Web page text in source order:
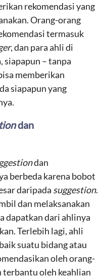
rekomendasi yang
Orang-orang
termasuk
, dan para ahli di
siapapun – tanpa
memberikan
siapapun yang
dan
dan
berbeda karena bobot
daripada suggestion.
dan melaksanakan
dapatkan dari ahlinya
Terlebih lagi, ahli
suatu bidang atau
oleh orang-
terbantu oleh keahlian